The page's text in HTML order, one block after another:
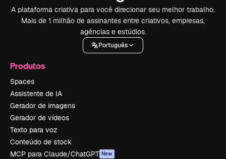
A plataforma criativa para você direcionar seu melhor trabalho.
Mais de 1 milhão de assinantes entre criativos, empresas,
agências e estúdios.
Português
Produtos
Spaces
Assistente de IA
Gerador de imagens
Gerador de vídeos
Texto para voz
Conteúdo de stock
MCP para Claude/ChatGPT New